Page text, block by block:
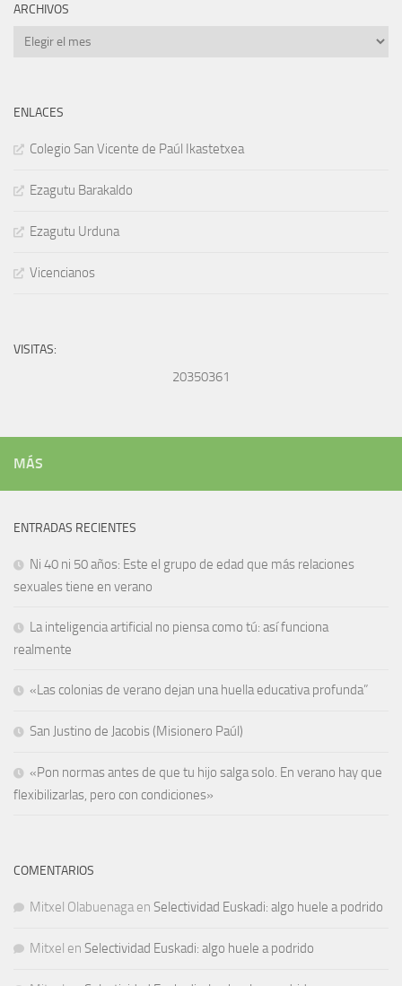
ARCHIVOS
Archivos
ENLACES
Colegio San Vicente de Paúl Ikastetxea
Ezagutu Barakaldo
Ezagutu Urduna
Vicencianos
VISITAS:
20350361
MÁS
ENTRADAS RECIENTES
Ni 40 ni 50 años: Este el grupo de edad que más relaciones
sexuales tiene en verano
La inteligencia artificial no piensa como tú: así funciona
realmente
«Las colonias de verano dejan una huella educativa profunda”
San Justino de Jacobis (Misionero Paúl)
«Pon normas antes de que tu hijo salga solo. En verano hay que
flexibilizarlas, pero con condiciones»
COMENTARIOS
Mitxel Olabuenaga en Selectividad Euskadi: algo huele a podrido
Mitxel en Selectividad Euskadi: algo huele a podrido